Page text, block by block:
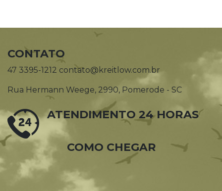
CONTATO
47 3395-1212 contato@kreitlow.com.br
Rua Hermann Weege, 2990, Pomerode - SC
ATENDIMENTO 24 HORAS
COMO CHEGAR